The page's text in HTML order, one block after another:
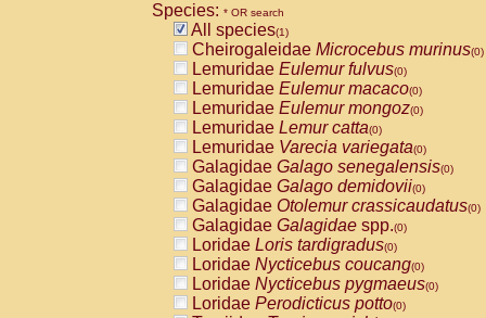
CebidaeCebus capucinus
CebidaeCebus nigrivittatus
CebidaeCebus spp.(0)
CebidaeSaimiri boliviensis(0)
CebidaeSaimiri sciureus(0)
AtelidaeAlouatta caraya(0)
AtelidaeAlouatta fusca(0)
AtelidaeAlouatta seniculus(0)
AtelidaeAlouattaspp.(0)
AtelidaeAteles belzebuth(0)
AtelidaeAteles geoffroyi(0)
AtelidaeAteles paniscus(0)
AtelidaeAtelesspp.(0)
AtelidaeLagothrix lagothricha(0)
AtelidaeLagothrix lagothricha cana
PitheciidaeCacajao calvus
Species: * OR search
All species(1)
Cheirogaleidae Microcebus murinus(0)
Lemuridae Eulemur fulvus(0)
Lemuridae Eulemur macaco(0)
Lemuridae Eulemur mongoz(0)
Lemuridae Lemur catta(0)
Lemuridae Varecia variegata(0)
Galagidae Galago senegalensis(0)
Galagidae Galago demidovii(0)
Galagidae Otolemur crassicaudatus(0)
Galagidae Galagidae spp.(0)
Loridae Loris tardigradus(0)
Loridae Nycticebus coucang(0)
Loridae Nycticebus pygmaeus(0)
Loridae Perodicticus potto(0)